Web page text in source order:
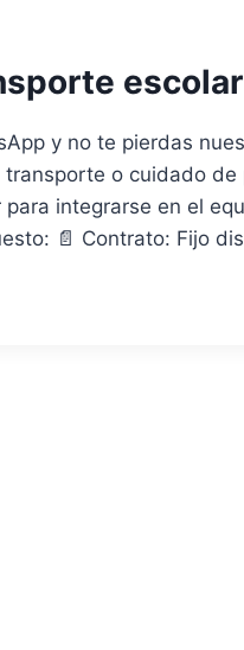
escolar
y no te pierdas
o cuidado
integrarse en el
📄 Contrato: Fijo